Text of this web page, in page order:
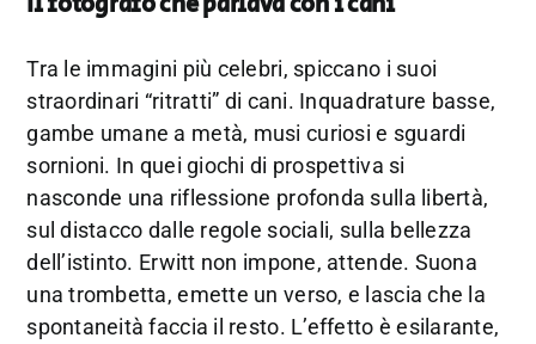
Tra le immagini più celebri, spiccano i suoi
straordinari “ritratti” di cani. Inquadrature basse,
gambe umane a metà, musi curiosi e sguardi
sornioni. In quei giochi di prospettiva si
nasconde una riflessione profonda sulla libertà,
sul distacco dalle regole sociali, sulla bellezza
dell’istinto. Erwitt non impone, attende. Suona
una trombetta, emette un verso, e lascia che la
spontaneità faccia il resto. L’effetto è esilarante,